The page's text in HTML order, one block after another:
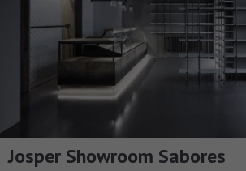
Josper Showroom Sabores